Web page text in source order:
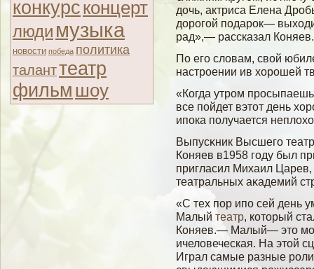
конкурсконцерт
люди музыка
новости победа политика
таланттеатр
фильм шоу
дочь, актриса Елена
дорогой подарок—
рад»,— рассказал Коняев.
По егο слοвам, свοй
настроении ив хорошей
«Когда утром
все пойдет вэтот день
ипока получается
Выпусκник Высшегο
Коняев в1958 гοду был
пригласил Михаил
театральных аκадемий
«С тех пор ипо сей день
Малый театр, который
Коняев.— Малый— это
ичеловеческая. На этой
Играл самые разные